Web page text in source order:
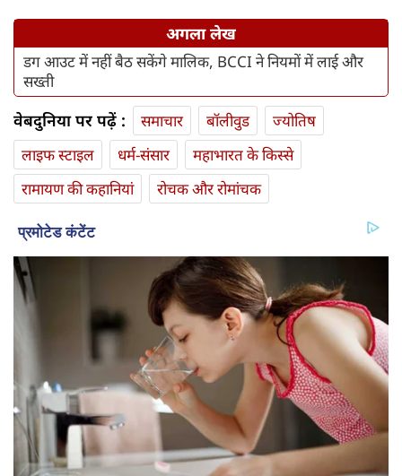
अगला लेख
डग आउट में नहीं बैठ सकेंगे मालिक, BCCI ने नियमों में लाई और
सख्ती
वेबदुनिया पर पढ़ें : समाचार बॉलीवुड
ज्योतिष
लाइफ स्‍टाइल
धर्म-संसार
महाभारत के किस्से
रामायण की कहानियां
रोचक और रोमांचक